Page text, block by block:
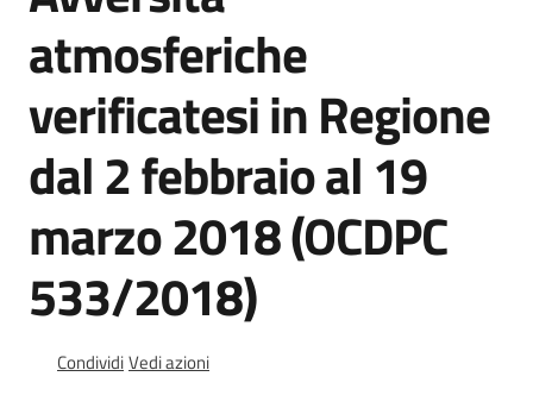
L.R
1/2005
Stati
crisi
regionale
atmosferiche
verificatesi in Regione
dal 2 febbraio al 19
marzo 2018 (OCDPC
533/2018)
CondividiVedi azioni